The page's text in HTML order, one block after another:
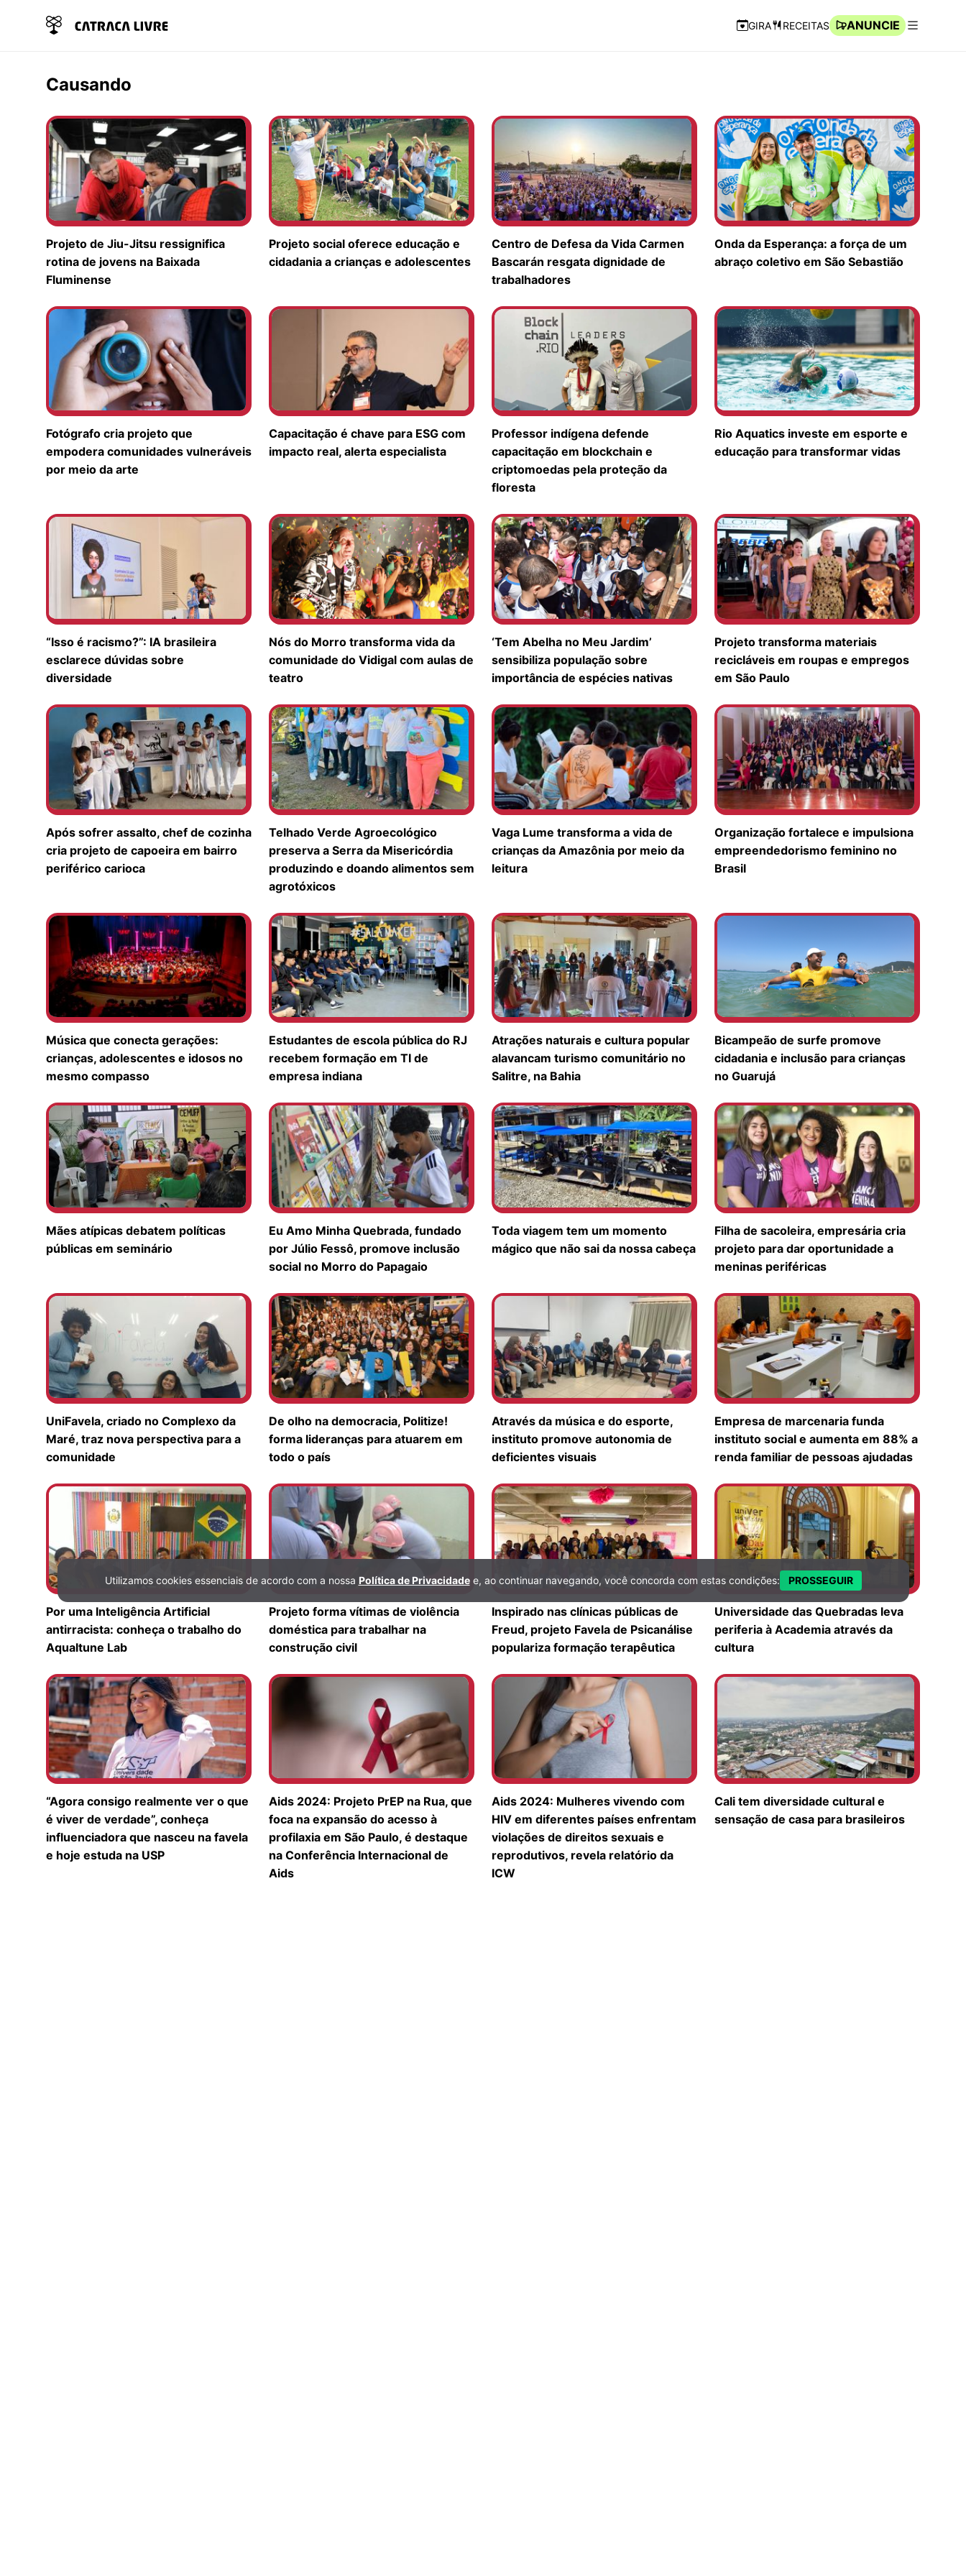
Navegação Rápida
GIRA RECEITAS
ANUNCIE
Causando
Projeto de Jiu-Jitsu ressignifica
rotina de jovens na Baixada
Fluminense
Projeto social oferece educação e
cidadania a crianças e adolescentes
Centro de Defesa da Vida Carmen
Bascarán resgata dignidade de
trabalhadores
Onda da Esperança: a força de um
abraço coletivo em São Sebastião
Fotógrafo cria projeto que
empodera comunidades vulneráveis
por meio da arte
Capacitação é chave para ESG com
impacto real, alerta especialista
Professor indígena defende
capacitação em blockchain e
criptomoedas pela proteção da
floresta
Rio Aquatics investe em esporte e
educação para transformar vidas
“Isso é racismo?”: IA brasileira
esclarece dúvidas sobre
diversidade
Nós do Morro transforma vida da
comunidade do Vidigal com aulas de
teatro
‘Tem Abelha no Meu Jardim’
sensibiliza população sobre
importância de espécies nativas
Projeto transforma materiais
recicláveis em roupas e empregos
em São Paulo
Após sofrer assalto, chef de cozinha
cria projeto de capoeira em bairro
periférico carioca
Telhado Verde Agroecológico
preserva a Serra da Misericórdia
produzindo e doando alimentos sem
agrotóxicos
Vaga Lume transforma a vida de
crianças da Amazônia por meio da
leitura
Organização fortalece e impulsiona
empreendedorismo feminino no
Brasil
Música que conecta gerações:
crianças, adolescentes e idosos no
mesmo compasso
Estudantes de escola pública do RJ
recebem formação em TI de
empresa indiana
Atrações naturais e cultura popular
alavancam turismo comunitário no
Salitre, na Bahia
Bicampeão de surfe promove
cidadania e inclusão para crianças
no Guarujá
Mães atípicas debatem políticas
públicas em seminário
Eu Amo Minha Quebrada, fundado
por Júlio Fessô, promove inclusão
social no Morro do Papagaio
Toda viagem tem um momento
mágico que não sai da nossa cabeça
Filha de sacoleira, empresária cria
projeto para dar oportunidade a
meninas periféricas
UniFavela, criado no Complexo da
Maré, traz nova perspectiva para a
comunidade
De olho na democracia, Politize!
forma lideranças para atuarem em
todo o país
Através da música e do esporte,
instituto promove autonomia de
deficientes visuais
Empresa de marcenaria funda
instituto social e aumenta em 88% a
renda familiar de pessoas ajudadas
Por uma Inteligência Artificial
antirracista: conheça o trabalho do
Aqualtune Lab
Projeto forma vítimas de violência
doméstica para trabalhar na
construção civil
Inspirado nas clínicas públicas de
Freud, projeto Favela de Psicanálise
populariza formação terapêutica
Universidade das Quebradas leva
periferia à Academia através da
cultura
“Agora consigo realmente ver o que
é viver de verdade”, conheça
influenciadora que nasceu na favela
e hoje estuda na USP
Aids 2024: Projeto PrEP na Rua, que
foca na expansão do acesso à
profilaxia em São Paulo, é destaque
na Conferência Internacional de
Aids
Aids 2024: Mulheres vivendo com
HIV em diferentes países enfrentam
violações de direitos sexuais e
reprodutivos, revela relatório da
ICW
Cali tem diversidade cultural e
sensação de casa para brasileiros
Política de Privacidade e Cookies
Utilizamos cookies essenciais de acordo com a nossa Política de Privacidadee, ao continuar navegando, você concorda com estas condições: PROSSEGUIR